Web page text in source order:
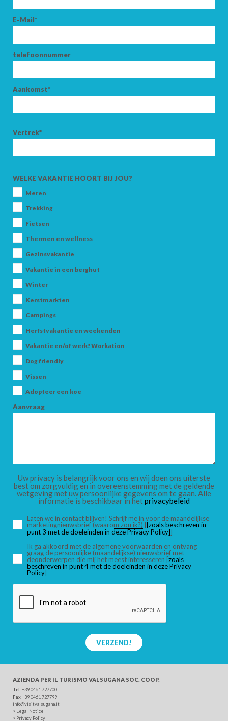
KINDEREN
ZOEK
E-Mail*
telefoonnummer
Aankomst*
Vertrek*
WELKE VAKANTIE HOORT BIJ JOU?
Meren
Trekking
Fietsen
Thermen en wellness
Gezinsvakantie
Vakantie in een berghut
Winter
Kerstmarkten
Campings
Herfstvakantie en weekenden
Vakantie en/of werk? Workation
Dog friendly
Vissen
Adopteer een koe
Aanvraag
Uw privacy is belangrijk voor ons en wij doen ons uiterste
best om zorgvuldig en in overeenstemming met de geldende
wetgeving met uw persoonlijke gegevens om te gaan. Alle
informatie is beschikbaar in hetprivacybeleid
Laten we in contact blijven! Schrijf me in voor de maandelijkse
marketingnieuwsbrief (waarom zou ik?) [[zoals beschreven in
punt 3 met de doeleinden in deze Privacy Policy]]
Ik ga akkoord met de algemene voorwaarden en ontvang
graag de persoonlijke (maandelijkse) nieuwsbrief met
deonderwerpen die mij het meest interesseren [zoals
beschreven in punt 4 met de doeleinden in deze Privacy
Policy]
VERZEND!
AZIENDA PER IL TURISMO VALSUGANA SOC. COOP.
Tel . +39 0461 727700
Fax+39 0461 727799
info@visitvalsugana.it
> Legal Notice
> Privacy Policy